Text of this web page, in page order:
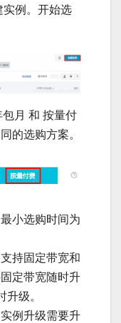
实例。开始选
月 和 按量付
的选购方案。
小选购时间为
持固定带宽和
定带宽随时升
级。
例升级需要升